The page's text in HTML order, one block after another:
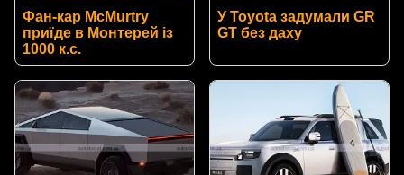
Фан-кар McMurtry
приїде в Монтерей із
1000 к.с.
У Toyota задумали GR
GT без даху